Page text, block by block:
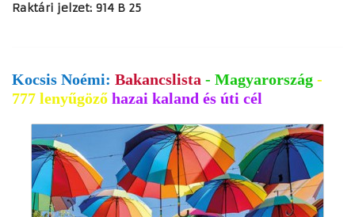
Raktári jelzet: 914 B 25
Kocsis Noémi: Bakancslista - Magyarország -
777 lenyűgöző hazai kaland és úti cél